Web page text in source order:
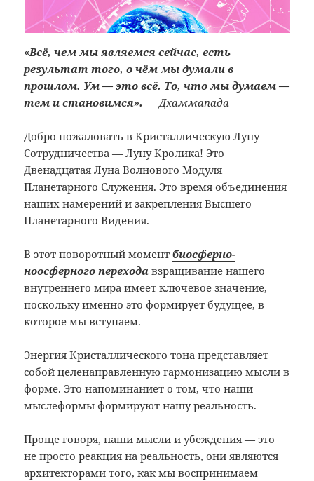
«Всё, чем мы являемся сейчас, есть
результат того, о чём мы думали в
прошлом. Ум — это всё. То, что мы думаем —
тем и становимся».— Дхаммапада
Добро пожаловать в Кристаллическую Луну
Сотрудничества — Луну Кролика! Это
Двенадцатая Луна Волнового Модуля
Планетарного Служения. Это время объединения
наших намерений и закрепления Высшего
Планетарного Видения.
В этот поворотный моментбиосферно-
ноосферного перехода взращивание нашего
внутреннего мира имеет ключевое значение,
поскольку именно это формирует будущее, в
которое мы вступаем.
Энергия Кристаллического тона представляет
собой целенаправленную гармонизацию мысли в
форме. Это напоминаниет о том, что наши
мыслеформы формируют нашу реальность.
Проще говоря, наши мысли и убеждения — это
не просто реакция на реальность, они являются
архитекторами того, как мы воспринимаем